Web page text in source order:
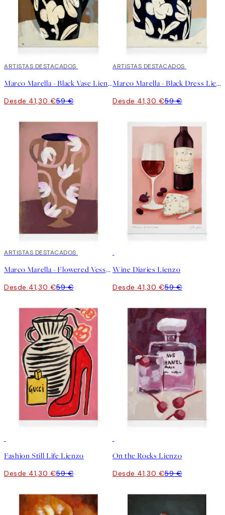
30%*
ARTISTAS DESTACADOS
Marco Marella - Black Vase Lienzo
Desde 41,30 €59 €
30%*
ARTISTAS DESTACADOS
Marco Marella - Black Dress Lienzo
Desde 41,30 €59 €
30%*
ARTISTAS DESTACADOS
Marco Marella - Flowered Vessel Lienzo
Desde 41,30 €59 €
Wine Diaries Lienzo
Desde 41,30 €59 €
Fashion Still Life Lienzo
Desde 41,30 €59 €
On the Rocks Lienzo
Desde 41,30 €59 €